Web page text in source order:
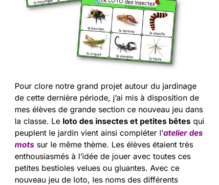
Pour clore notre grand projet autour du jardinage
de cette dernière période, j’ai mis à disposition de
mes élèves de grande section ce nouveau jeu dans
la classe. Le loto des insectes et petites bêtes qui
peuplent le jardin vient ainsi compléter l’atelier des
mots sur le même thème. Les élèves étaient très
enthousiasmés à l’idée de jouer avec toutes ces
petites bestioles velues ou gluantes. Avec ce
nouveau jeu de loto, les noms des différents